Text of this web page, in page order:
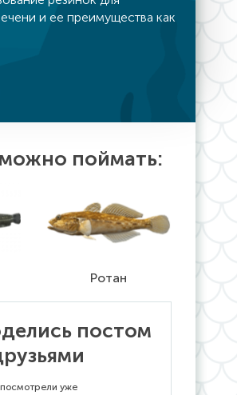
и ее преимущества как
поймать:
Ротан
постом
уже